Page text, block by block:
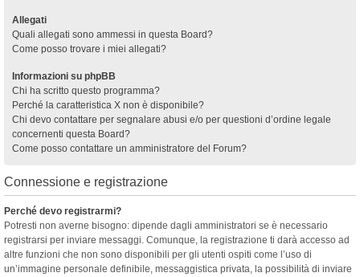
Allegati
Quali allegati sono ammessi in questa Board?
Come posso trovare i miei allegati?
Informazioni su phpBB
Chi ha scritto questo programma?
Perché la caratteristica X non è disponibile?
Chi devo contattare per segnalare abusi e/o per questioni d’ordine legale
concernenti questa Board?
Come posso contattare un amministratore del Forum?
Connessione e registrazione
Perché devo registrarmi?
Potresti non averne bisogno: dipende dagli amministratori se è necessario
registrarsi per inviare messaggi. Comunque, la registrazione ti darà accesso ad
altre funzioni che non sono disponibili per gli utenti ospiti come l’uso di
un’immagine personale definibile, messaggistica privata, la possibilità di inviare